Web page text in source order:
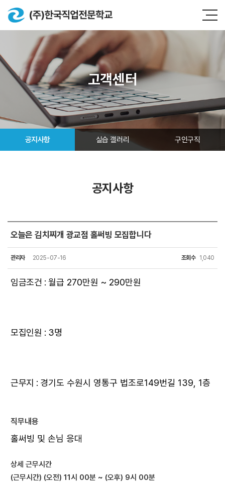
고객센터
공지사항 실습 갤러리 구인구직
공지사항
오늘은 김치찌개 광교점 홀써빙 모집합니다
관리자 2025-07-16 조회수 1,040
임금조건 :월급 270만원 ~ 290만원
모집인원 : 3명
근무지 : 경기도 수원시 영통구 법조로149번길 139, 1층
직무내용
홀써빙 및 손님 응대
상세 근무시간
(근무시간) (오전) 11시 00분 ~ (오후) 9시 00분